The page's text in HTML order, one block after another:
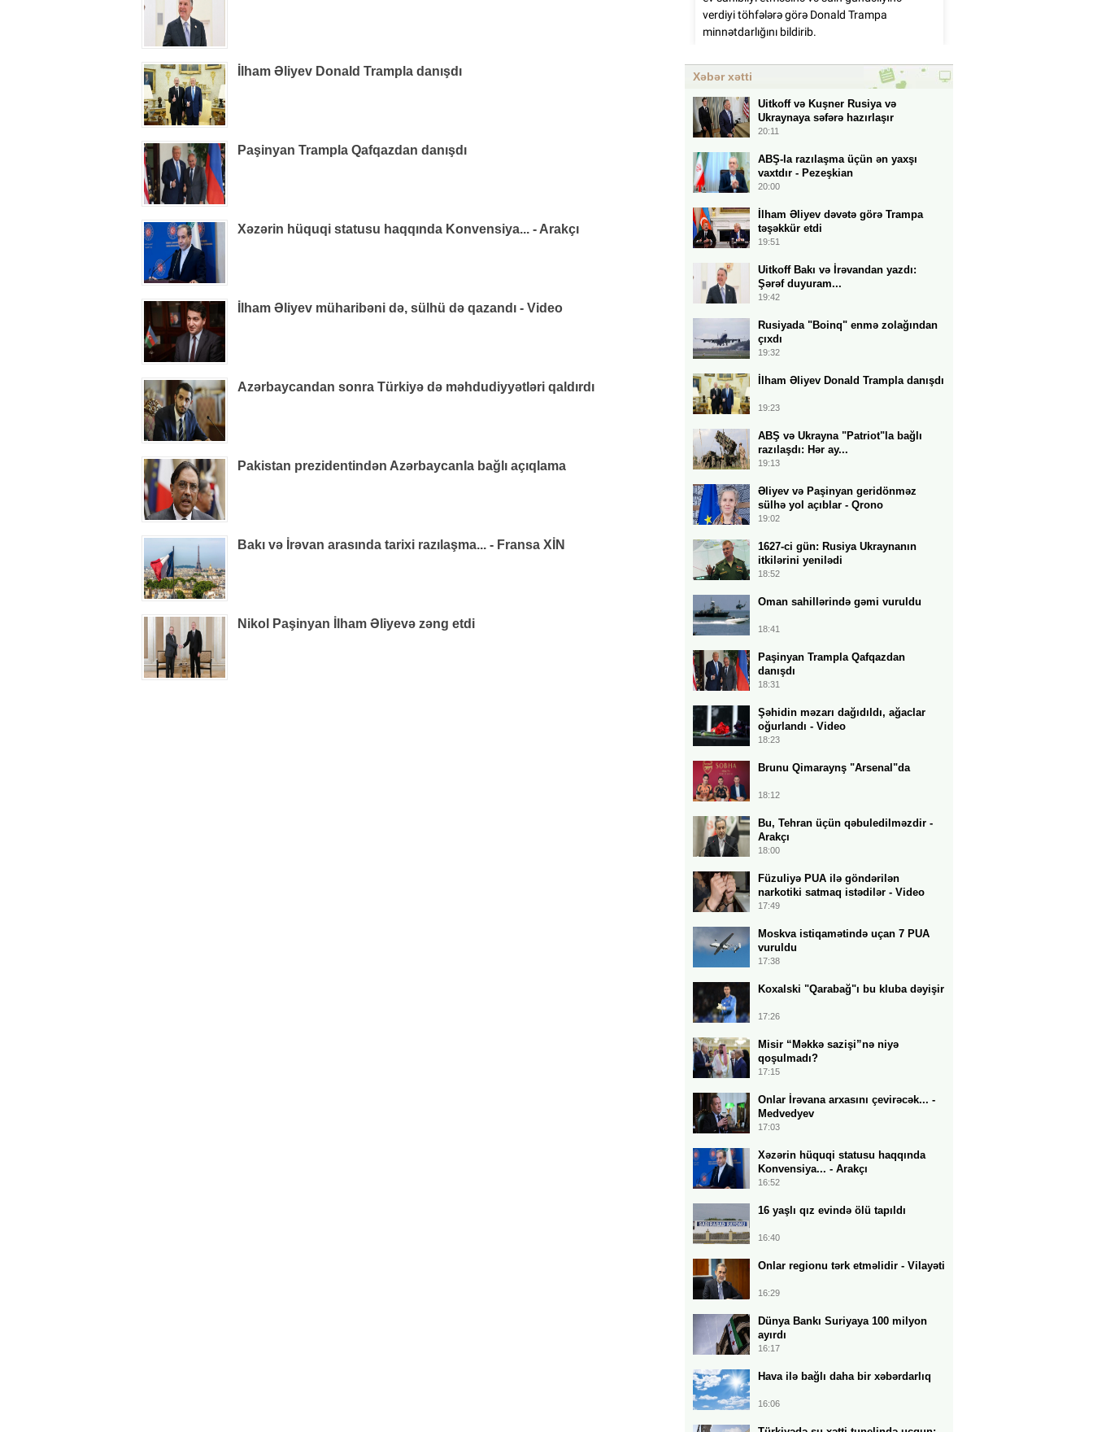
İlham Əliyev Donald Trampla danışdı
Paşinyan Trampla Qafqazdan danışdı
Xəzərin hüquqi statusu haqqında Konvensiya... - Arakçı
İlham Əliyev müharibəni də, sülhü də qazandı - Video
Azərbaycandan sonra Türkiyə də məhdudiyyətləri qaldırdı
Pakistan prezidentindən Azərbaycanla bağlı açıqlama
Bakı və İrəvan arasında tarixi razılaşma... - Fransa XİN
Nikol Paşinyan İlham Əliyevə zəng etdi
Xəbər xətti
Uitkoff və Kuşner Rusiya və
Ukraynaya səfərə hazırlaşır
20:11
ABŞ-la razılaşma üçün ən yaxşı
vaxtdır - Pezeşkian
20:00
İlham Əliyev dəvətə görə Trampa
təşəkkür etdi
19:51
Uitkoff Bakı və İrəvandan yazdı:
Şərəf duyuram...
19:42
Rusiyada "Boinq" enmə zolağından
çıxdı
19:32
İlham Əliyev Donald Trampla danışdı
19:23
ABŞ və Ukrayna "Patriot"la bağlı
razılaşdı: Hər ay...
19:13
Əliyev və Paşinyan geridönməz
sülhə yol açıblar - Qrono
19:02
1627-ci gün: Rusiya Ukraynanın
itkilərini yenilədi
18:52
Oman sahillərində gəmi vuruldu
18:41
Paşinyan Trampla Qafqazdan
danışdı
18:31
Şəhidin məzarı dağıdıldı, ağaclar
oğurlandı - Video
18:23
Brunu Qimaraynş "Arsenal"da
18:12
Bu, Tehran üçün qəbuledilməzdir -
Arakçı
18:00
Füzuliyə PUA ilə göndərilən
narkotiki satmaq istədilər - Video
17:49
Moskva istiqamətində uçan 7 PUA
vuruldu
17:38
Koxalski "Qarabağ"ı bu kluba dəyişir
17:26
Misir “Məkkə sazişi”nə niyə
qoşulmadı?
17:15
Onlar İrəvana arxasını çevirəcək... -
Medvedyev
17:03
Xəzərin hüquqi statusu haqqında
Konvensiya... - Arakçı
16:52
16 yaşlı qız evində ölü tapıldı
16:40
Onlar regionu tərk etməlidir - Vilayəti
16:29
Dünya Bankı Suriyaya 100 milyon
ayırdı
16:17
Hava ilə bağlı daha bir xəbərdarlıq
16:06